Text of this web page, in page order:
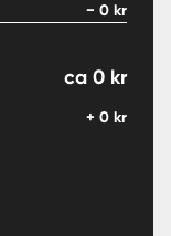
− 0 kr
ca 0 kr
+ 0 kr